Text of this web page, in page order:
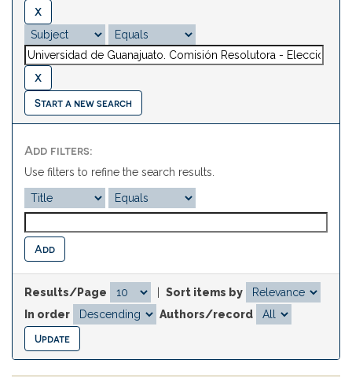
Start a new search
Add filters:
Use filters to refine the search results.
Results/Page
Sort items by
In order
Authors/record